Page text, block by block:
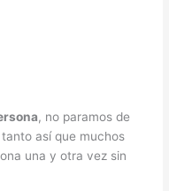
, no paramos de
así que muchos
una y otra vez sin